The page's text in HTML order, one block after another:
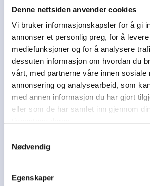
Denne nettsiden anvender cookies
Vi bruker informasjonskapsler for å gi
annonser et personlig preg, for å
mediefunksjoner og for å analysere
dessuten informasjon om hvordan du
vårt, med partnerne våre innen sosiale
annonsering og analysearbeid, som
med annen informasjon du har gjort
eller som de har samlet inn gjennom
Nødvendig
Egenskaper
Steg 3: Beskriv innholdet
Fyll ut en beskrivelse av dokumentet
dokumentet (tags) hvis det skal deles